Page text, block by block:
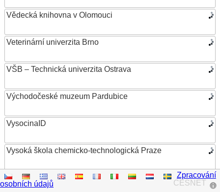
Vědecká knihovna v Olomouci
Veterinární univerzita Brno
VŠB – Technická univerzita Ostrava
Východočeské muzeum Pardubice
VysocinaID
Vysoká škola chemicko-technologická Praze
Vysoká škola ekonomická v Praze
CESNET
Zpracování
osobních údajů